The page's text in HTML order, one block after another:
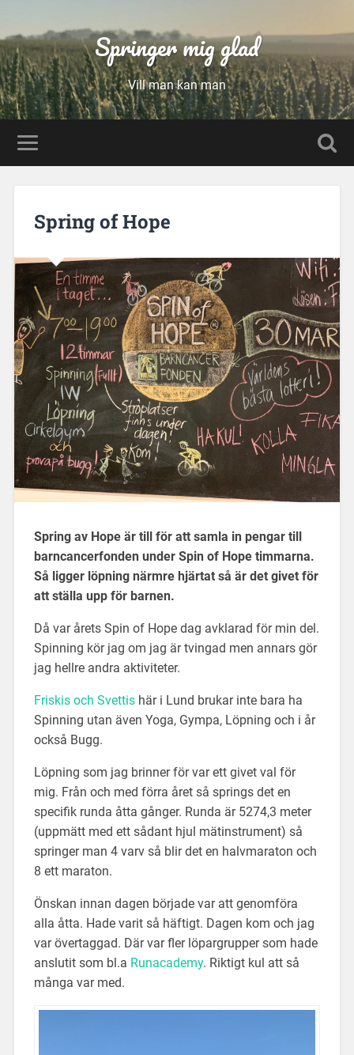
Springer mig glad
Vill man kan man
Spring of Hope
Spring av Hope är till för att samla in pengar till
barncancerfonden under Spin of Hope timmarna.
Så ligger löpning närmre hjärtat så är det givet för
att ställa upp för barnen.
Då var årets Spin of Hope dag avklarad för min del.
Spinning kör jag om jag är tvingad men annars gör
jag hellre andra aktiviteter.
Friskis och Svettishär i Lund brukar inte bara ha
Spinning utan även Yoga, Gympa, Löpning och i år
också Bugg.
Löpning som jag brinner för var ett givet val för
mig. Från och med förra året så springs det en
specifik runda åtta gånger. Runda är 5274,3 meter
(uppmätt med ett sådant hjul mätinstrument) så
springer man 4 varv så blir det en halvmaraton och
8 ett maraton.
Önskan innan dagen började var att genomföra
alla åtta. Hade varit så häftigt. Dagen kom och jag
var övertaggad. Där var fler löpargrupper som hade
anslutit som bl.a Runacademy. Riktigt kul att så
många var med.